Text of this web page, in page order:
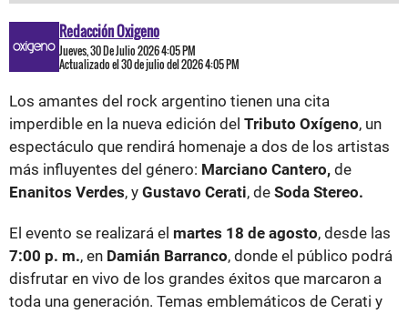
Redacción Oxigeno
Jueves, 30 De Julio 2026 4:05 PM
Actualizado el 30 de julio del 2026 4:05 PM
Los amantes del rock argentino tienen una cita
imperdible en la nueva edición del Tributo Oxígeno, un
espectáculo que rendirá homenaje a dos de los artistas
más influyentes del género: Marciano Cantero, de
Enanitos Verdes, y Gustavo Cerati, de Soda Stereo.
El evento se realizará el martes 18 de agosto, desde las
7:00 p. m., en Damián Barranco, donde el público podrá
disfrutar en vivo de los grandes éxitos que marcaron a
toda una generación. Temas emblemáticos de Cerati y